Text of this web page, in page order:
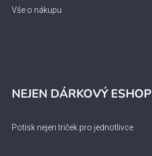
Vše o nákupu
NEJEN DÁRKOVÝ ESHOP
Potisk nejen triček pro jednotlivce